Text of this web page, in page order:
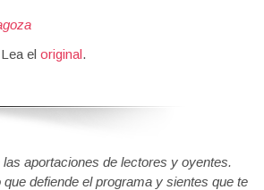
el original.
aportaciones de lectores y oyentes.
defiende el programa y sientes que te